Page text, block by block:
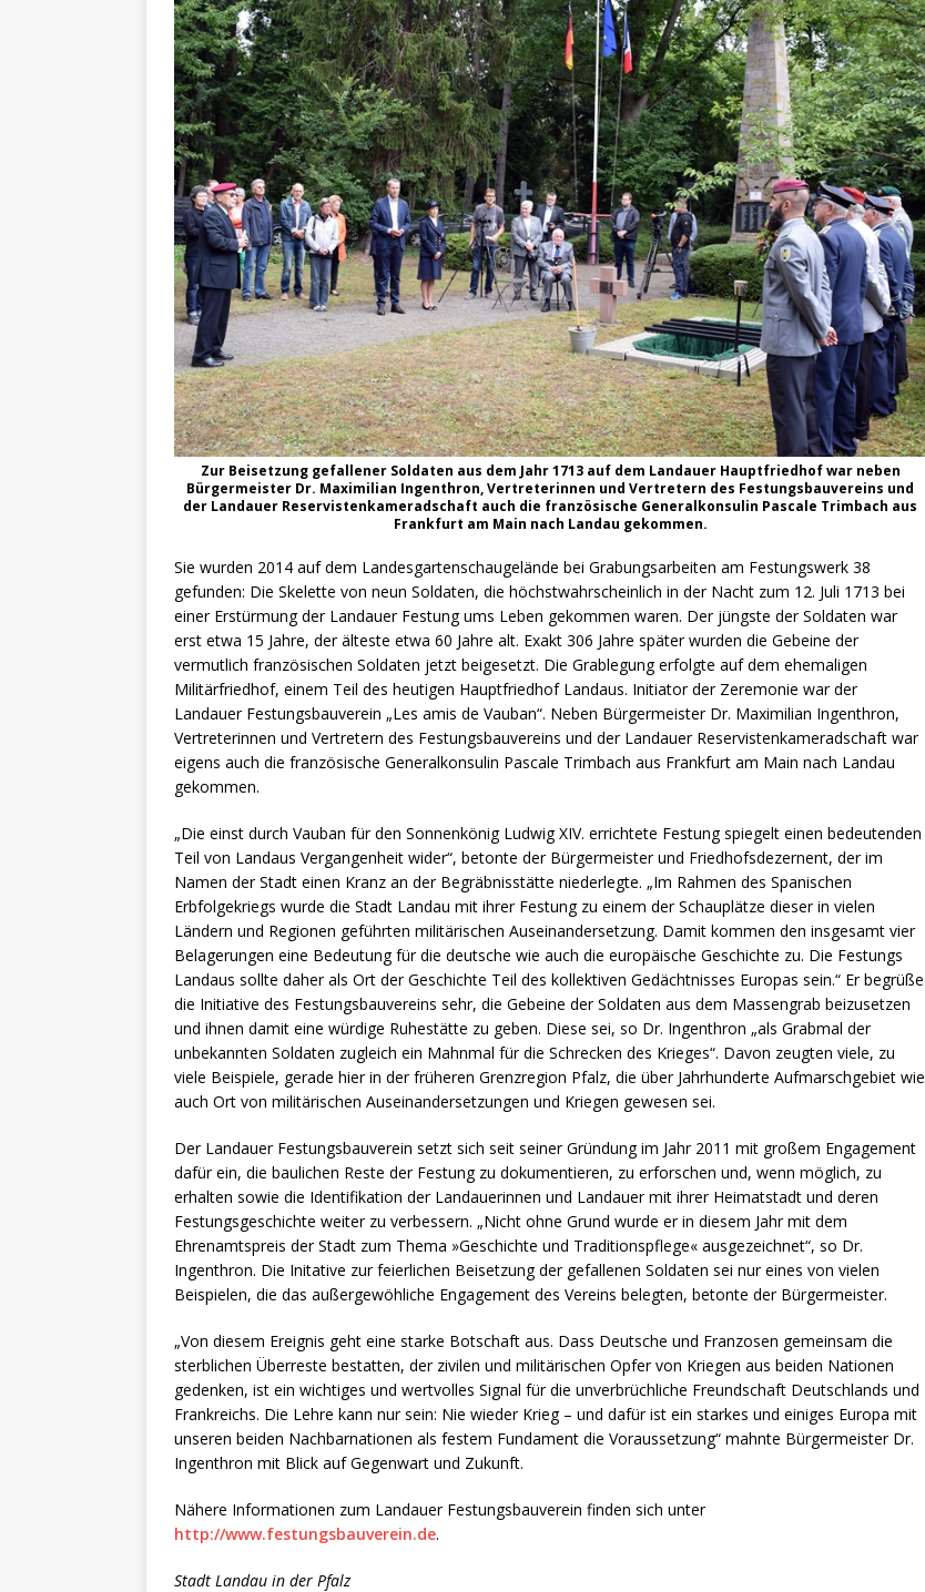
[ 29. März 2024 ] Polizei / Konsumcannabisgesetz (KCanG) BLAULICHTMELDUNGEN
Zur Beisetzung gefallener Soldaten aus dem Jahr 1713 auf dem Landauer Hauptfriedhof war neben
Bürgermeister Dr. Maximilian Ingenthron, Vertreterinnen und Vertretern des Festungsbauvereins und
der Landauer Reservistenkameradschaft auch die französische Generalkonsulin Pascale Trimbach aus
Frankfurt am Main nach Landau gekommen.
Sie wurden 2014 auf dem Landesgartenschaugelände bei Grabungsarbeiten am Festungswerk 38
gefunden: Die Skelette von neun Soldaten, die höchstwahrscheinlich in der Nacht zum 12. Juli 1713 bei
einer Erstürmung der Landauer Festung ums Leben gekommen waren. Der jüngste der Soldaten war
erst etwa 15 Jahre, der älteste etwa 60 Jahre alt. Exakt 306 Jahre später wurden die Gebeine der
vermutlich französischen Soldaten jetzt beigesetzt. Die Grablegung erfolgte auf dem ehemaligen
Militärfriedhof, einem Teil des heutigen Hauptfriedhof Landaus. Initiator der Zeremonie war der
Landauer Festungsbauverein „Les amis de Vauban“. Neben Bürgermeister Dr. Maximilian Ingenthron,
Vertreterinnen und Vertretern des Festungsbauvereins und der Landauer Reservistenkameradschaft war
eigens auch die französische Generalkonsulin Pascale Trimbach aus Frankfurt am Main nach Landau
gekommen.
„Die einst durch Vauban für den Sonnenkönig Ludwig XIV. errichtete Festung spiegelt einen bedeutenden
Teil von Landaus Vergangenheit wider“, betonte der Bürgermeister und Friedhofsdezernent, der im
Namen der Stadt einen Kranz an der Begräbnisstätte niederlegte. „Im Rahmen des Spanischen
Erbfolgekriegs wurde die Stadt Landau mit ihrer Festung zu einem der Schauplätze dieser in vielen
Ländern und Regionen geführten militärischen Auseinandersetzung. Damit kommen den insgesamt vier
Belagerungen eine Bedeutung für die deutsche wie auch die europäische Geschichte zu. Die Festungs
Landaus sollte daher als Ort der Geschichte Teil des kollektiven Gedächtnisses Europas sein.“ Er begrüße
die Initiative des Festungsbauvereins sehr, die Gebeine der Soldaten aus dem Massengrab beizusetzen
und ihnen damit eine würdige Ruhestätte zu geben. Diese sei, so Dr. Ingenthron „als Grabmal der
unbekannten Soldaten zugleich ein Mahnmal für die Schrecken des Krieges“. Davon zeugten viele, zu
viele Beispiele, gerade hier in der früheren Grenzregion Pfalz, die über Jahrhunderte Aufmarschgebiet wie
auch Ort von militärischen Auseinandersetzungen und Kriegen gewesen sei.
Der Landauer Festungsbauverein setzt sich seit seiner Gründung im Jahr 2011 mit großem Engagement
dafür ein, die baulichen Reste der Festung zu dokumentieren, zu erforschen und, wenn möglich, zu
erhalten sowie die Identifikation der Landauerinnen und Landauer mit ihrer Heimatstadt und deren
Festungsgeschichte weiter zu verbessern. „Nicht ohne Grund wurde er in diesem Jahr mit dem
Ehrenamtspreis der Stadt zum Thema »Geschichte und Traditionspflege« ausgezeichnet“, so Dr.
Ingenthron. Die Initative zur feierlichen Beisetzung der gefallenen Soldaten sei nur eines von vielen
Beispielen, die das außergewöhliche Engagement des Vereins belegten, betonte der Bürgermeister.
„Von diesem Ereignis geht eine starke Botschaft aus. Dass Deutsche und Franzosen gemeinsam die
sterblichen Überreste bestatten, der zivilen und militärischen Opfer von Kriegen aus beiden Nationen
gedenken, ist ein wichtiges und wertvolles Signal für die unverbrüchliche Freundschaft Deutschlands und
Frankreichs. Die Lehre kann nur sein: Nie wieder Krieg – und dafür ist ein starkes und einiges Europa mit
unseren beiden Nachbarnationen als festem Fundament die Voraussetzung“ mahnte Bürgermeister Dr.
Ingenthron mit Blick auf Gegenwart und Zukunft.
Nähere Informationen zum Landauer Festungsbauverein finden sich unter
http://www.festungsbauverein.de.
Stadt Landau in der Pfalz